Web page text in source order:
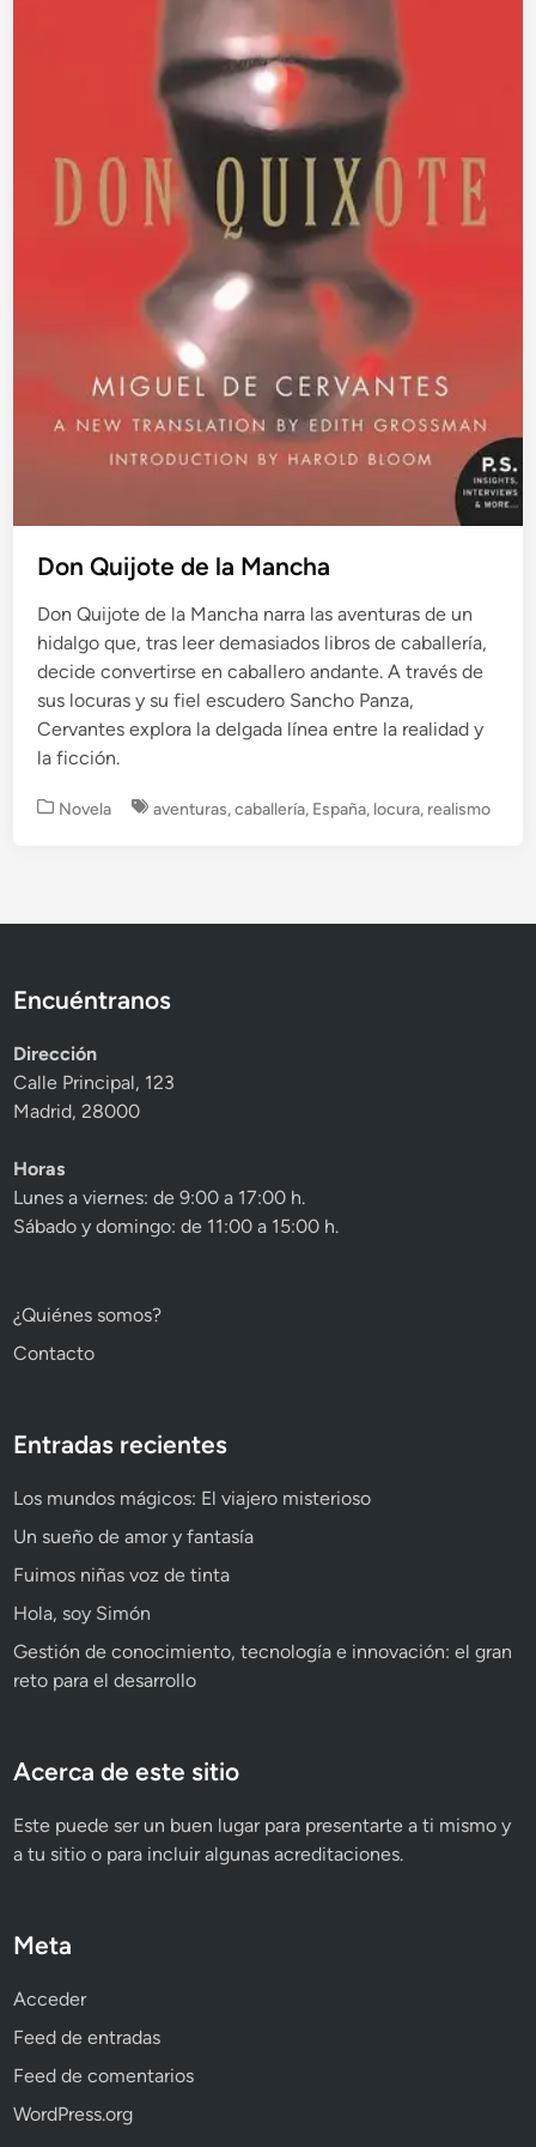
Don Quijote de la Mancha
Don Quijote de la Mancha narra las aventuras de un
hidalgo que, tras leer demasiados libros de caballería,
decide convertirse en caballero andante. A través de
sus locuras y su fiel escudero Sancho Panza,
Cervantes explora la delgada línea entre la realidad y
la ficción.
P
o
n
Novela aventuras,caballería, España, locura, realismo
Encuéntranos
Dirección
Calle Principal, 123
Madrid, 28000
Horas
Lunes a viernes: de 9:00 a 17:00 h.
Sábado y domingo: de 11:00 a 15:00 h.
¿Quiénes somos?
Contacto
Entradas recientes
Los mundos mágicos: El viajero misterioso
Un sueño de amor y fantasía
Fuimos niñas voz de tinta
Hola, soy Simón
Gestión de conocimiento, tecnología e innovación: el gran
reto para el desarrollo
Acerca de este sitio
Este puede ser un buen lugar para presentarte a ti mismo y
a tu sitio o para incluir algunas acreditaciones.
Meta
Acceder
Feed de entradas
Feed de comentarios
WordPress.org